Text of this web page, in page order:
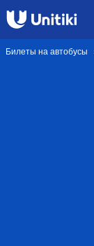
Билеты на автобусы